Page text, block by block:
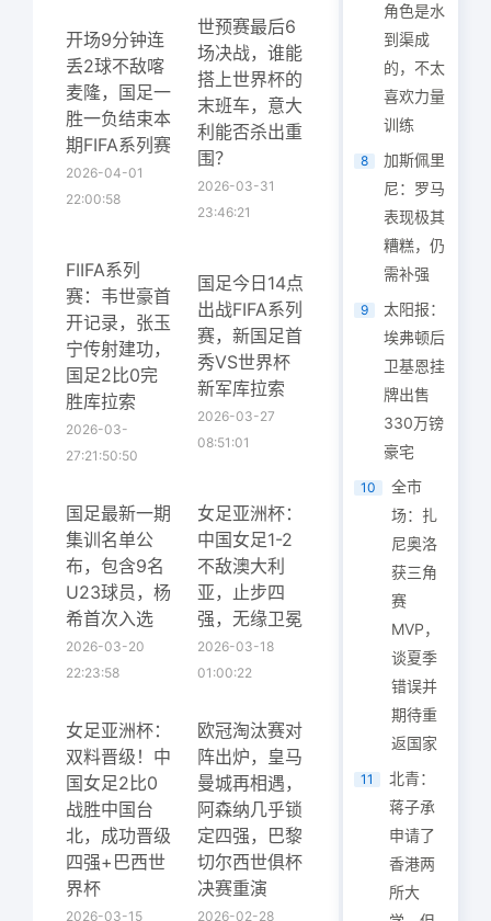
开场9分钟连
丢2球不敌喀
麦隆，国足一
胜一负结束本
期FIFA系列赛
2026-04-01
22:00:58
世预赛最后6
场决战，谁能
搭上世界杯的
末班车，意大
利能否杀出重
围？
2026-03-31
23:46:21
FIIFA系列
赛：韦世豪首
开记录，张玉
宁传射建功，
国足2比0完
胜库拉索
2026-03-
27:21:50:50
国足今日14点
出战FIFA系列
赛，新国足首
秀VS世界杯
新军库拉索
2026-03-27
08:51:01
国足最新一期
集训名单公
布，包含9名
U23球员，杨
希首次入选
2026-03-20
22:23:58
女足亚洲杯：
中国女足1-2
不敌澳大利
亚，止步四
强，无缘卫冕
2026-03-18
01:00:22
女足亚洲杯：
双料晋级！中
国女足2比0
战胜中国台
北，成功晋级
四强+巴西世
界杯
2026-03-15
欧冠淘汰赛对
阵出炉，皇马
曼城再相遇，
阿森纳几乎锁
定四强，巴黎
切尔西世俱杯
决赛重演
2026-02-28
角色是水
到渠成
的，不太
喜欢力量
训练
8
加斯佩里
尼：罗马
表现极其
糟糕，仍
需补强
9
太阳报：
埃弗顿后
卫基恩挂
牌出售
330万镑
豪宅
10
全市
场：扎
尼奥洛
获三角
赛
MVP，
谈夏季
错误并
期待重
返国家
11
北青：
蒋子承
申请了
香港两
所大